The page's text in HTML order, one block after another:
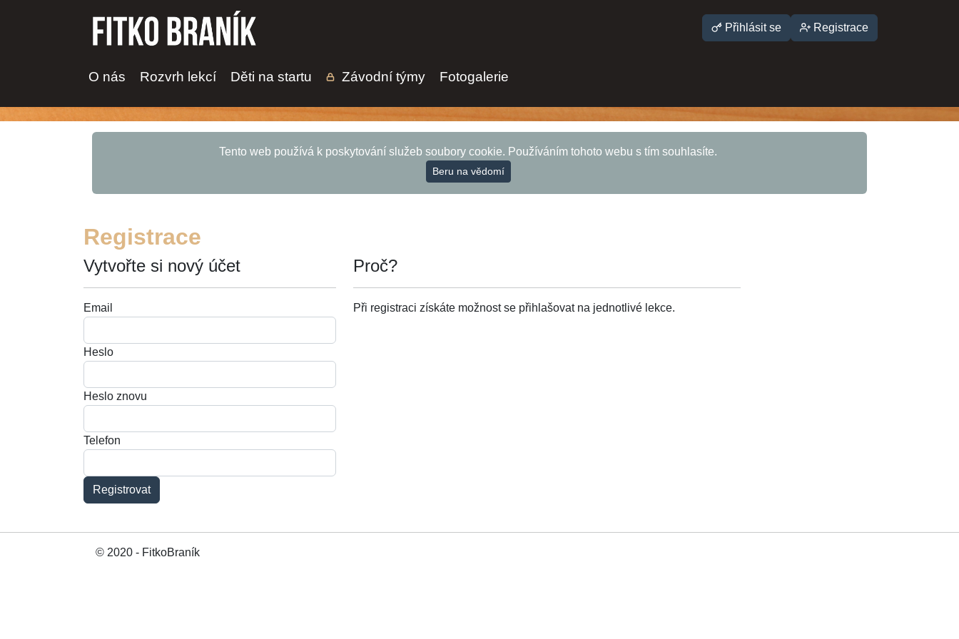
Přihlásit se Registrace
O nás Rozvrh lekcí Děti na startu Závodní týmy Fotogalerie
Tento web používá k poskytování služeb soubory cookie. Používáním tohoto webu s tím souhlasíte.
Beru na vědomí
Registrace
Vytvořte si nový účet
Email
Heslo
Heslo znovu
Telefon
Registrovat
Proč?
Při registraci získáte možnost se přihlašovat na jednotlivé lekce.
© 2020 - FitkoBraník